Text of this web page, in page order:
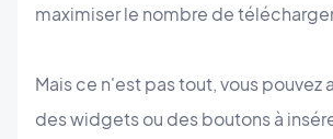
maximiser le nombre de
Mais ce n'est pas tout, vous pouvez
des widgets ou des boutons à